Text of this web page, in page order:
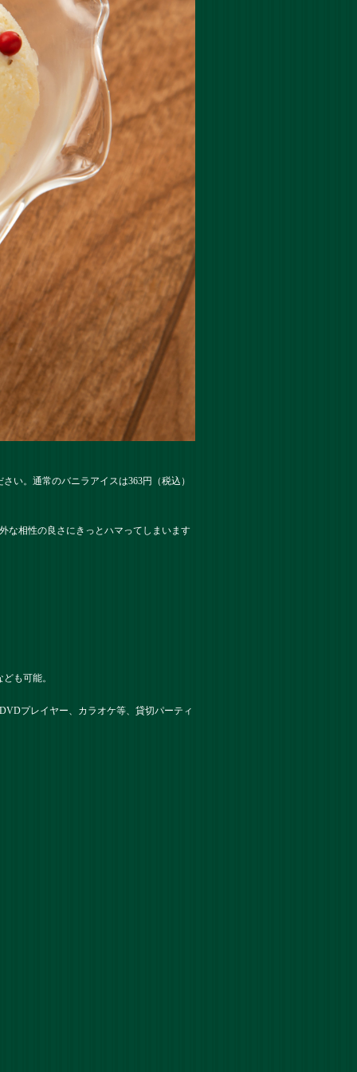
い。通常のバニラアイスは363円（税込）
な相性の良さにきっとハマってしまいます
も可能。
プレイヤー、カラオケ等、貸切パーティ